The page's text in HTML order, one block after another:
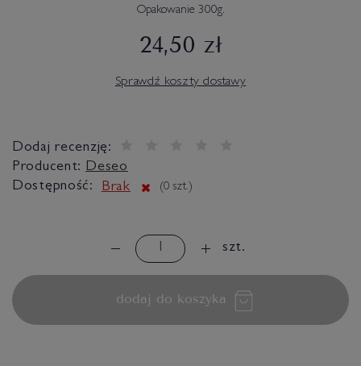
Opakowanie 300g.
24,50 zł
Sprawdź koszty dostawy
Dodaj recenzję:
Producent: Deseo
Dostępność:
Brak (0 szt.)
szt.
dodaj do koszyka